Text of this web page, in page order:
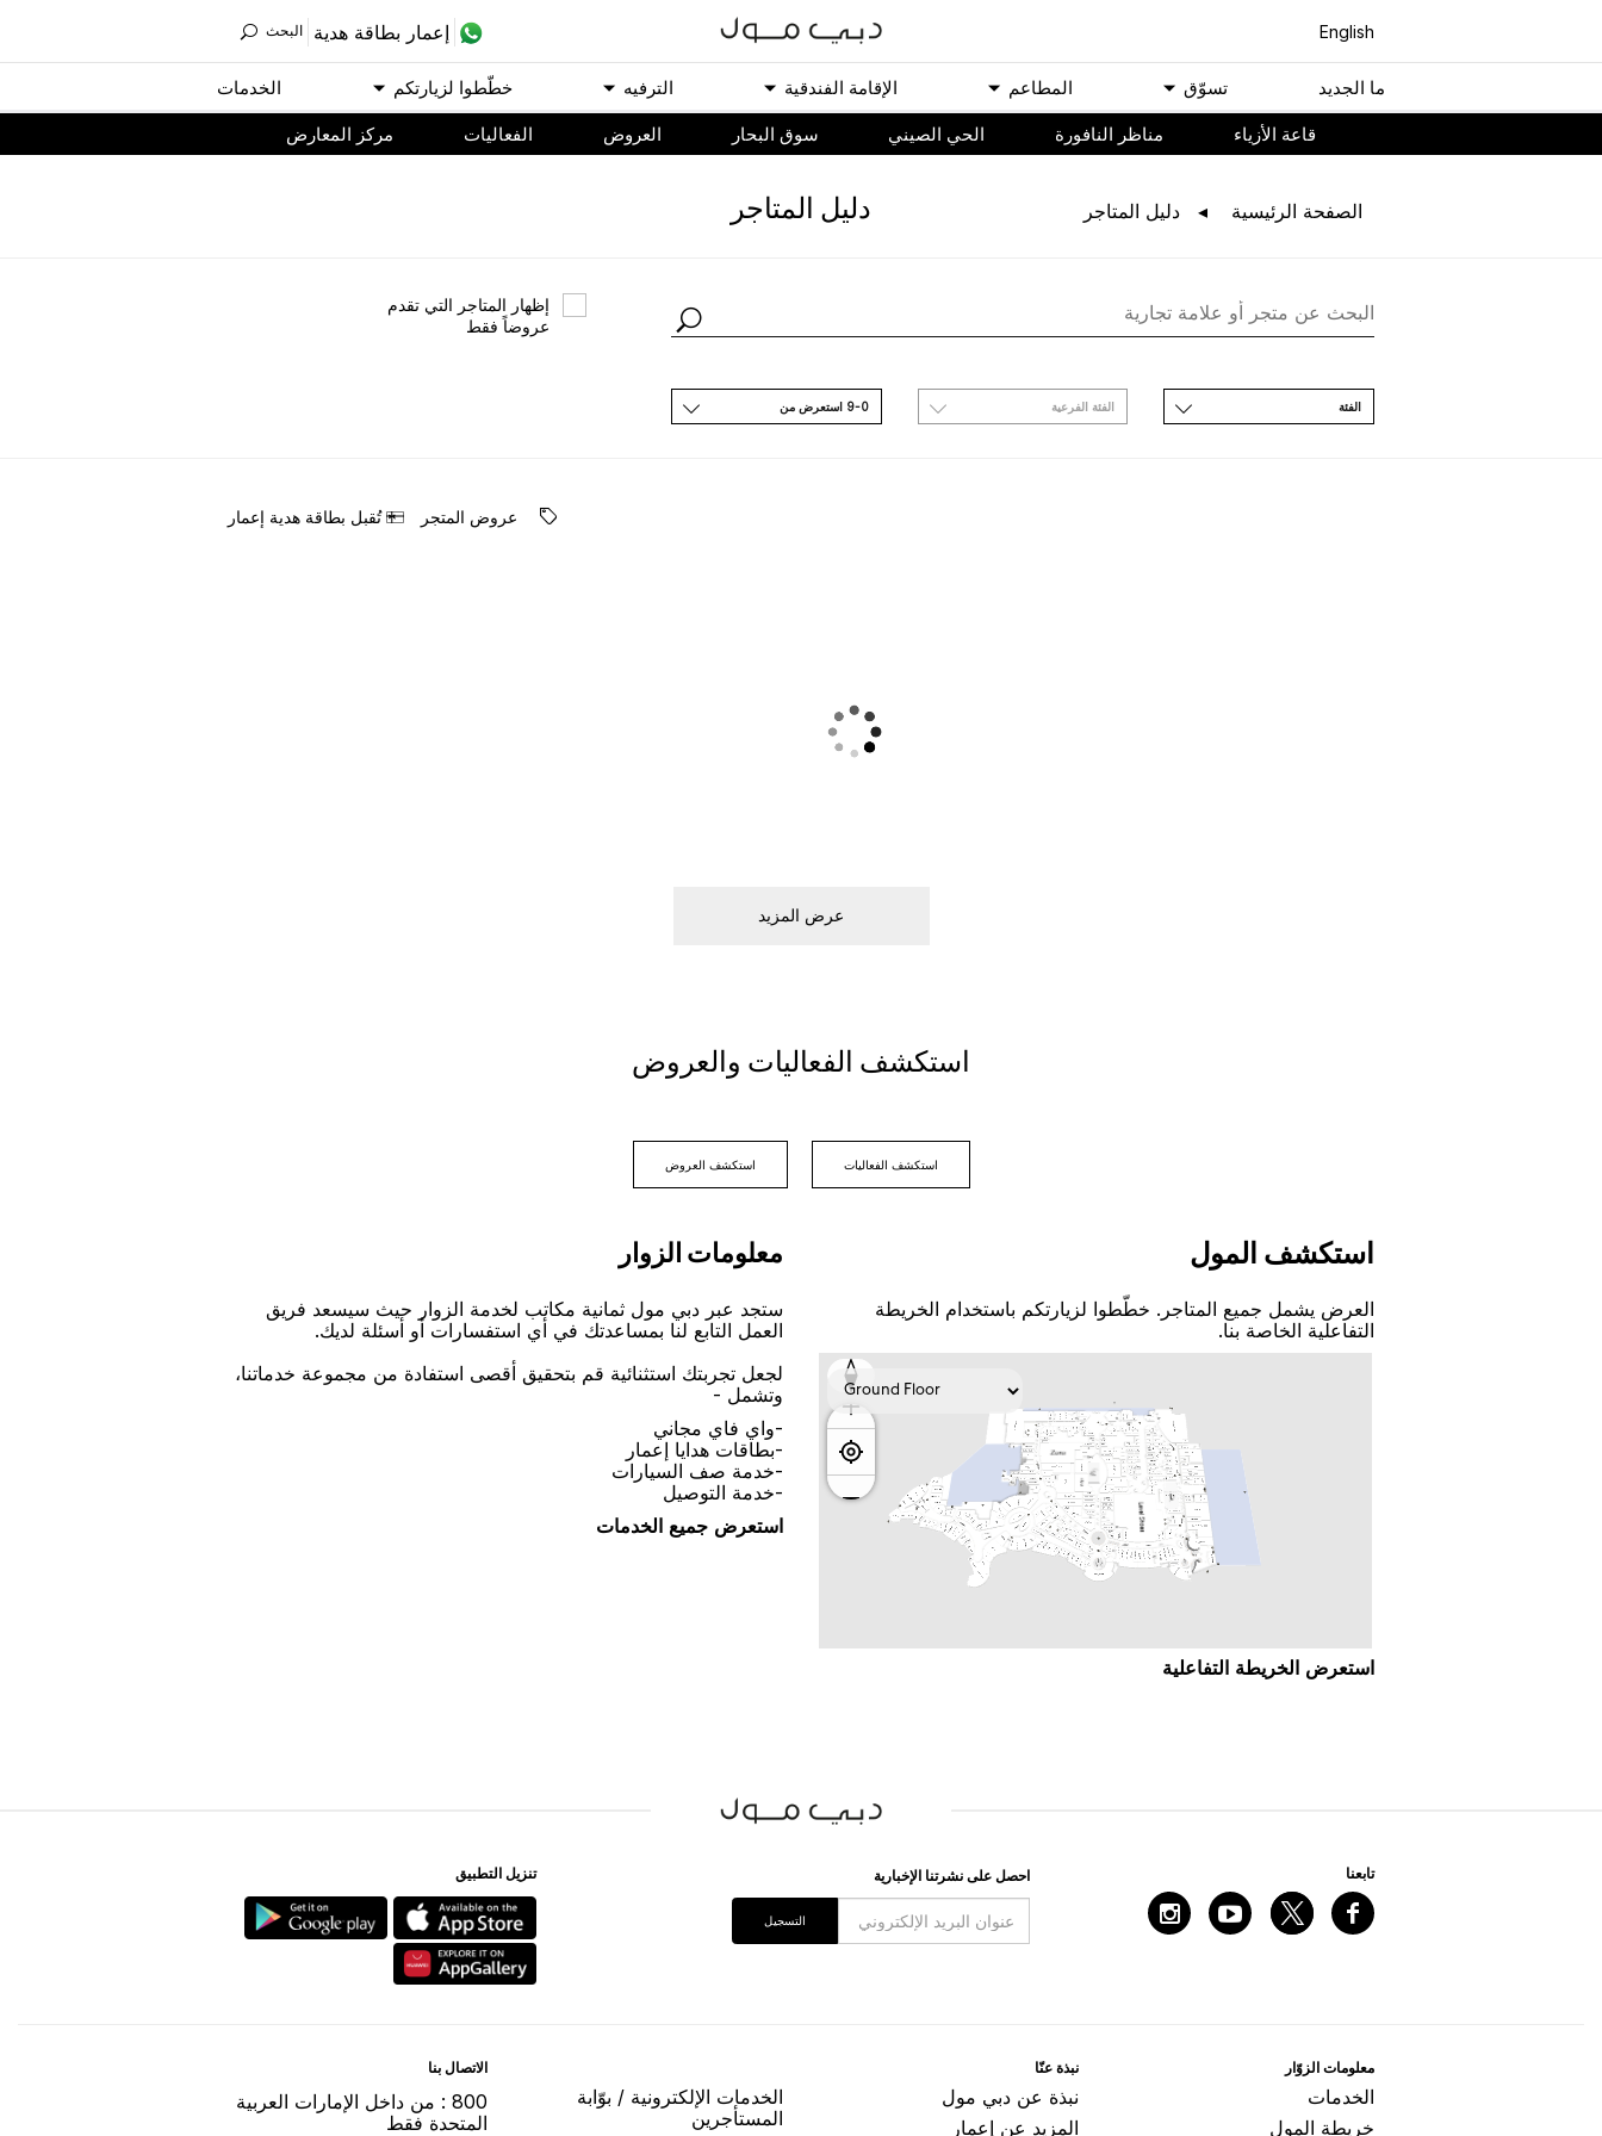
English ﺇﻋﻤﺎﺭ ﺑﻄﺎﻗﺔ ﻫﺪﻳﺔ اﻟﺒﺤﺚ
ﻣﺎ اﻟﺠﺪﻳﺪ ﺗﺴﻮّﻕ اﻟﻤﻄﺎﻋﻢ اﻹﻗﺎﻣﺔ اﻟﻔﻨﺪﻗﻴﺔ اﻟﺘﺮﻓﻴﻪ ﺧﻄّﻄﻮا ﻟﺰﻳﺎﺭﺗﻜﻢ اﻟﺨﺪﻣﺎﺕ
ﻗﺎﻋﺔ اﻷﺯﻳﺎء مناظر النافورة الحي الصيني سوق البحار اﻟﻌﺮﻭﺽ اﻟﻔﻌﺎﻟﻴﺎﺕ مركز المعارض
اﻟﺼﻔﺤﺔ اﻟﺮﺋﻴﺴﻴﺔ ﺩﻟﻴﻞ اﻟﻤﺘﺎﺟﺮ ﺩﻟﻴﻞ اﻟﻤﺘﺎﺟﺮ
ﺇﻇﻬﺎﺭ اﻟﻤﺘﺎﺟﺮ اﻟﺘﻲ ﺗﻘﺪﻡ
ﻋﺮﻭﺿﺎً ﻓﻘﻂ
اﻟﻔﺌﺔ اﻟﻔﺌﺔ اﻟﻔﺮﻋﻴﺔ 9-0 اﺳﺘﻌﺮﺽ ﻣﻦ
ﻋﺮﻭﺽ اﻟﻤﺘﺠﺮ ﺗُﻘﺒﻞ ﺑﻄﺎﻗﺔ ﻫﺪﻳﺔ ﺇﻋﻤﺎﺭ
ﻋﺮﺽ اﻟﻤﺰﻳﺪ
اﺳﺘﻜﺸﻒ اﻟﻔﻌﺎﻟﻴﺎﺕ ﻭاﻟﻌﺮﻭﺽ
اﺳﺘﻜﺸﻒ اﻟﻔﻌﺎﻟﻴﺎﺕ اﺳﺘﻜﺸﻒ اﻟﻌﺮﻭﺽ
اﺳﺘﻜﺸﻒ اﻟﻤﻮﻝ
اﻟﻌﺮﺽ ﻳﺸﻤﻞ ﺟﻤﻴﻊ اﻟﻤﺘﺎﺟﺮ. ﺧﻄّﻄﻮا ﻟﺰﻳﺎﺭﺗﻜﻢ ﺑﺎﺳﺘﺨﺪاﻡ اﻟﺨﺮﻳﻄﺔ
اﻟﺘﻔﺎﻋﻠﻴﺔ اﻟﺨﺎﺻﺔ ﺑﻨﺎ.
اﺳﺘﻌﺮﺽ اﻟﺨﺮﻳﻄﺔ اﻟﺘﻔﺎﻋﻠﻴﺔ
ﻣﻌﻠﻮﻣﺎﺕ اﻟﺰﻭاﺭ
ﺳﺘﺠﺪ ﻋﺒﺮ ﺩﺑﻲ ﻣﻮﻝ ﺛﻤﺎﻧﻴﺔ ﻣﻜﺎﺗﺐ ﻟﺨﺪﻣﺔ اﻟﺰﻭاﺭ ﺣﻴﺚ ﺳﻴﺴﻌﺪ ﻓﺮﻳﻖ
اﻟﻌﻤﻞ اﻟﺘﺎﺑﻊ ﻟﻨﺎ ﺑﻤﺴﺎﻋﺪﺗﻚ ﻓﻲ ﺃﻱ اﺳﺘﻔﺴﺎﺭاﺕ ﺃﻭ ﺃﺳﺌﻠﺔ ﻟﺪﻳﻚ.
ﻟﺠﻌﻞ ﺗﺠﺮﺑﺘﻚ اﺳﺘﺜﻨﺎﺋﻴﺔ ﻗﻢ ﺑﺘﺤﻘﻴﻖ ﺃﻗﺼﻰ اﺳﺘﻔﺎﺩﺓ ﻣﻦ ﻣﺠﻤﻮﻋﺔ ﺧﺪﻣﺎﺗﻨﺎ،
ﻭﺗﺸﻤﻞ -
-ﻭاﻱ ﻓﺎﻱ ﻣﺠﺎﻧﻲ
-ﺑﻄﺎﻗﺎﺕ ﻫﺪاﻳﺎ ﺇﻋﻤﺎﺭ
-ﺧﺪﻣﺔ ﺻﻒ اﻟﺴﻴﺎﺭاﺕ
-ﺧﺪﻣﺔ اﻟﺘﻮﺻﻴﻞ
اﺳﺘﻌﺮﺽ ﺟﻤﻴﻊ اﻟﺨﺪﻣﺎﺕ
ﺗﺎﺑﻌﻨﺎ اﺣﺼﻞ ﻋﻠﻰ ﻧﺸﺮﺗﻨﺎ اﻹﺧﺒﺎﺭﻳﺔ
اﻟﺘﺴﺠﻴﻞ
ﺗﻨﺰﻳﻞ اﻟﺘﻄﺒﻴﻖ
ﻣﻌﻠﻮﻣﺎﺕ اﻟﺰﻭّاﺭ
اﻟﺨﺪﻣﺎﺕ
ﺧﺮﻳﻄﺔ اﻟﻤﻮﻝ
ﻧﺒﺬﺓ ﻋﻨّﺎ
ﻧﺒﺬﺓ ﻋﻦ ﺩﺑﻲ ﻣﻮﻝ
المزيد عن إعمار
اﻟﺨﺪﻣﺎﺕ اﻹﻟﻜﺘﺮﻭﻧﻴﺔ / ﺑﻮّاﺑﺔ
اﻟﻤﺴﺘﺄﺟﺮﻳﻦ
اﻻﺗﺼﺎﻝ ﺑﻨﺎ
800 : ﻣﻦ ﺩاﺧﻞ اﻹﻣﺎﺭاﺕ اﻟﻌﺮﺑﻴﺔ
اﻟﻤﺘﺤﺪﺓ ﻓﻘﻂ